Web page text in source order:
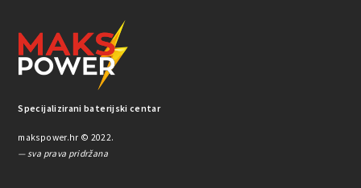
Specijalizirani baterijski centar
makspower.hr © 2022.
— sva prava pridržana